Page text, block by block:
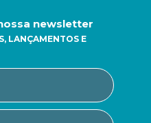
newsletter
LANÇAMENTOS E